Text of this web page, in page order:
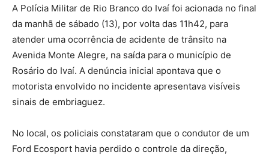
A Polícia Militar de Rio Branco do Ivaí foi acionada no final
da manhã de sábado (13), por volta das 11h42, para
atender uma ocorrência de acidente de trânsito na
Avenida Monte Alegre, na saída para o município de
Rosário do Ivaí. A denúncia inicial apontava que o
motorista envolvido no incidente apresentava visíveis
sinais de embriaguez.
No local, os policiais constataram que o condutor de um
Ford Ecosport havia perdido o controle da direção,